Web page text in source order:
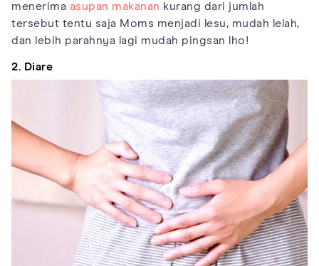
menerima asupan makanan kurang dari jumlah
tersebut tentu saja Moms menjadi lesu, mudah lelah,
dan lebih parahnya lagi mudah pingsan lho!
2. Diare